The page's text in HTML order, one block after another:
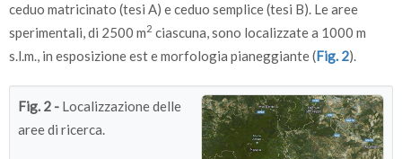
ceduo matricinato (tesi A) e ceduo semplice (tesi B). Le aree
sperimentali, di 2500 m2 ciascuna, sono localizzate a 1000 m
s.l.m., in esposizione est e morfologia pianeggiante (Fig. 2).
Fig. 2 - Localizzazione delle
aree di ricerca.